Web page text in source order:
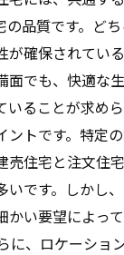
の品質です。ど
が確保されてい
面でも、快適な
いることが求め
ントです。特定
売住宅と注文住
いです。しかし
かい要望によっ
に、ロケーショ